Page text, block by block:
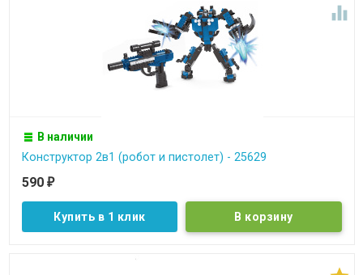

В наличии
Конструктор 2в1 (робот и пистолет) - 25629
590 ₽
Купить в 1 клик